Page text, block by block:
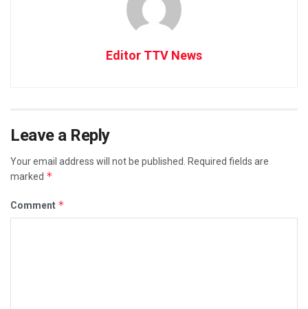
Editor TTV News
Leave a Reply
Your email address will not be published. Required fields are
marked *
Comment *